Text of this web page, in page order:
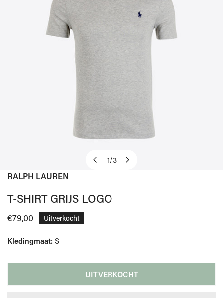
1/3
OPEN MEDIA IN GALERIJWEERGAVE
RALPH LAUREN
T-SHIRT GRIJS LOGO
Normale
€79,00 Uitverkocht
Kledingmaat: S
UITVERKOCHT